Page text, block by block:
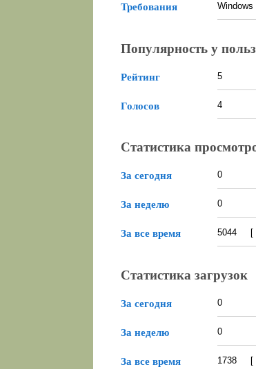
Требования
Популярность у
Рейтинг 5
Голосов 4
Статистика
За сегодня 0
За неделю 0
За все время 5044 [
Статистика загрузок
За сегодня 0
За неделю 0
За все время 1738 [